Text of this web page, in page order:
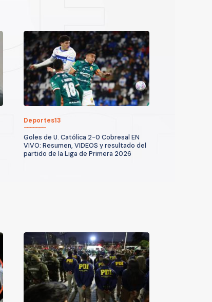
Deportes13
Goles de U. Católica 2-0 Cobresal EN
VIVO: Resumen, VIDEOS y resultado del
partido de la Liga de Primera 2026